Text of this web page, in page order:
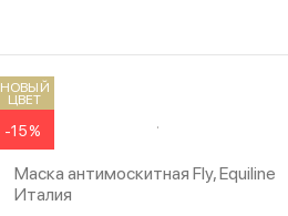
НОВЫЙ
ЦВЕТ
-15%
Маска антимоскитная Fly, Equiline
Италия